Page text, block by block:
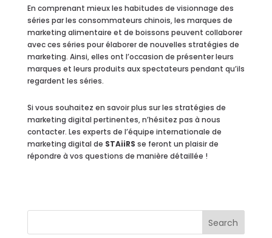
En comprenant mieux les habitudes de visionnage des
séries par les consommateurs chinois, les marques de
marketing alimentaire et de boissons peuvent collaborer
avec ces séries pour élaborer de nouvelles stratégies de
marketing. Ainsi, elles ont l’occasion de présenter leurs
marques et leurs produits aux spectateurs pendant qu’ils
regardent les séries.
Si vous souhaitez en savoir plus sur les stratégies de
marketing digital pertinentes, n’hésitez pas à nous
contacter. Les experts de l’équipe internationale de
marketing digital de STAiiRS se feront un plaisir de
répondre à vos questions de manière détaillée !